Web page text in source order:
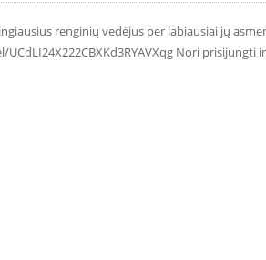
renginių vedėjus per labiausiai jų
Nori prisijungti ir